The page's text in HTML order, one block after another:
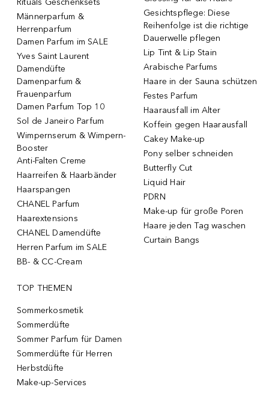
Rituals Geschenksets
Männerparfum &
Herrenparfum
Damen Parfum im SALE
Yves Saint Laurent
Damendüfte
Damenparfum &
Frauenparfum
Damen Parfum Top 10
Sol de Janeiro Parfum
Wimpernserum & Wimpern-
Booster
Anti-Falten Creme
Haarreifen & Haarbänder
Haarspangen
CHANEL Parfum
Haarextensions
CHANEL Damendüfte
Herren Parfum im SALE
BB- & CC-Cream
Gesichtspflege: Diese
Reihenfolge ist die richtige
Dauerwelle pflegen
Lip Tint & Lip Stain
Arabische Parfums
Haare in der Sauna schützen
Festes Parfum
Haarausfall im Alter
Koffein gegen Haarausfall
Cakey Make-up
Pony selber schneiden
Butterfly Cut
Liquid Hair
PDRN
Make-up für große Poren
Haare jeden Tag waschen
Curtain Bangs
TOP THEMEN
Sommerkosmetik
Sommerdüfte
Sommer Parfum für Damen
Sommerdüfte für Herren
Herbstdüfte
Make-up-Services